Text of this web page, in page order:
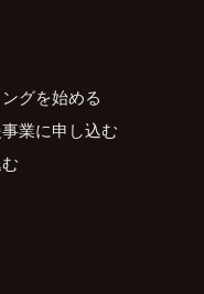
グを始める
業に申し込む